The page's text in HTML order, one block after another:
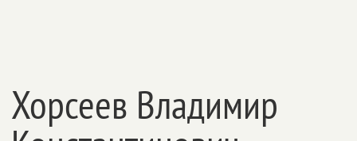
Хорсеев Владимир